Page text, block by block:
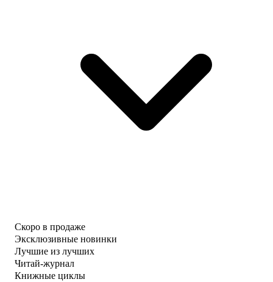
Скоро в продаже
Эксклюзивные новинки
Лучшие из лучших
Читай-журнал
Книжные циклы